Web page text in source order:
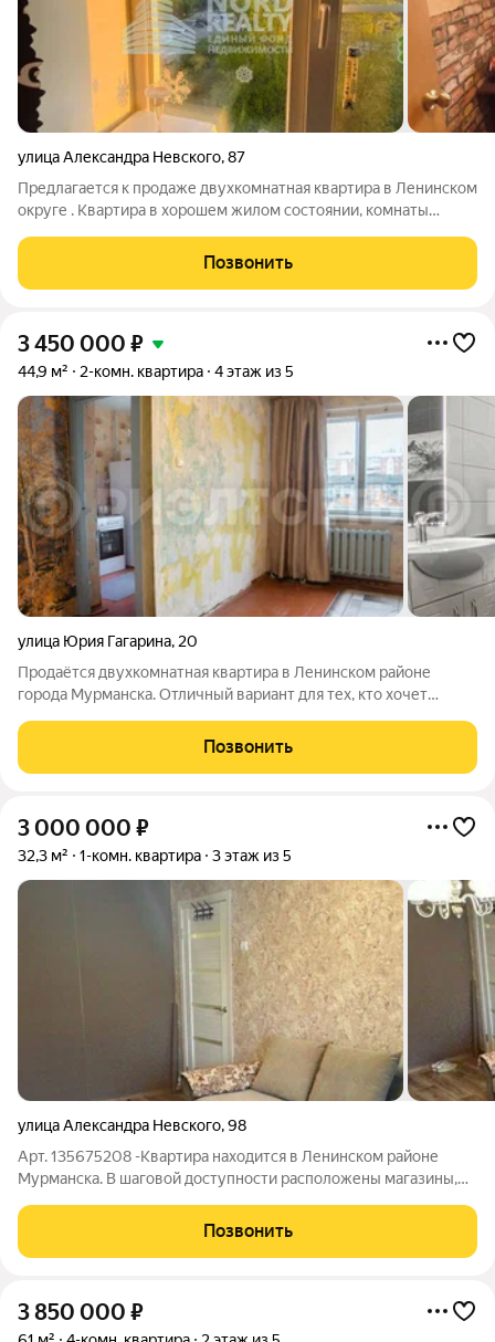
улица Александра Невского,87
Предлагается к продаже двухкомнатная квартира в Ленинском
округе . Квартира в хорошем жилом состоянии, комнаты
кладовка, замена труб,счетчики, везде стеклопакеты.
Благоустроенный двор.
Позвонить
3 450 000 ₽
44,9 м² 2-комн. квартира 4 этаж из 5
улица Юрия Гагарина, 20
Продаётся двухкомнатная квартира в Ленинском районе
города Мурманска. Отличный вариант для тех, кто хочет
своему вкусу! Квартира расположена в хорошем районе с
развитой инфраструктурой. В шаговой
Позвонить
3 000 000 ₽
32,3 м² 1-комн. квартира 3 этаж из 5
улица Александра Невского,98
Арт. 135675208 -Квартира находится в Ленинском районе
Мурманска. В шаговой доступности расположены магазины,
детские сады. Для автомобилистов удобен выезд на основные
городские магистрали. -Квартира
Позвонить
3 850 000 ₽